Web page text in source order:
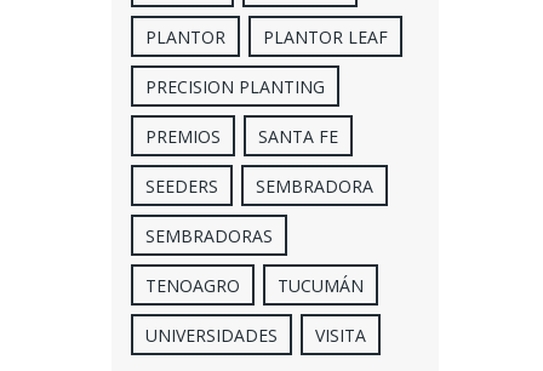
PLANTOR PLANTOR LEAF
PRECISION PLANTING
PREMIOS SANTA FE
SEEDERS SEMBRADORA
SEMBRADORAS
TENOAGRO TUCUMÁN
UNIVERSIDADES VISITA